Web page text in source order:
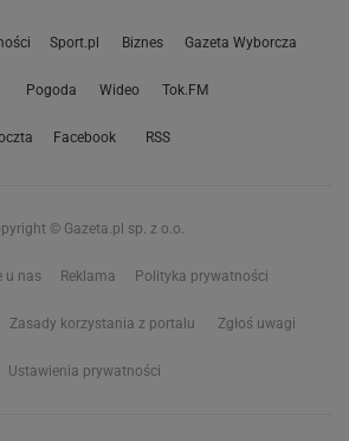
Sport.pl Biznes Gazeta Wyborcza
Pogoda Wideo Tok.FM
Facebook RSS
© Gazeta.pl sp. z o.o.
u nas Reklama Polityka prywatności
Zasady korzystania z portalu Zgłoś uwagi
Ustawienia prywatności